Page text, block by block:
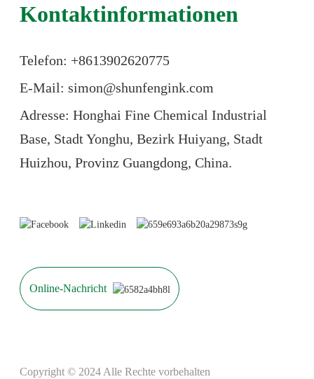
Kontaktinformationen
Telefon: +8613902620775
E-Mail: simon@shunfengink.com
Adresse: Honghai Fine Chemical Industrial
Base, Stadt Yonghu, Bezirk Huiyang, Stadt
Huizhou, Provinz Guangdong, China.
Online-Nachricht
Copyright © 2024 Alle Rechte vorbehalten